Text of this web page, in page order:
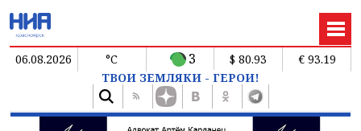
06.08.2026 °C 3 $ 80.93
€ 93.19
ТВОИ ЗЕМЛЯКИ - ГЕРОИ!